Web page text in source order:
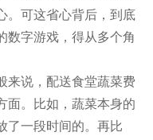
。可这省心背后，到底
数字游戏，得从多个角
来说，配送食堂蔬菜费
面。比如，蔬菜本身的
了一段时间的。再比